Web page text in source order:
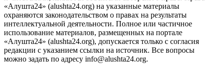
«Алушта24» (alushta24.org) на указанные материалы
охраняются законодательством о правах на результаты
интеллектуальной деятельности. Полное или частичное
использование материалов, размещенных на портале
«Алушта24» (alushta24.org), допускается только с согласия
редакции с указанием ссылки на источник. Все вопросы
можно задать по адресу info@alushta24.org.